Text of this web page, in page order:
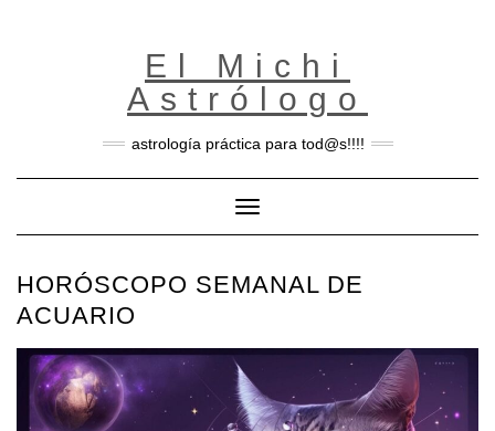
El Michi
Astrólogo
astrología práctica para tod@s!!!!
Toggle Navigation
HORÓSCOPO SEMANAL DE
ACUARIO